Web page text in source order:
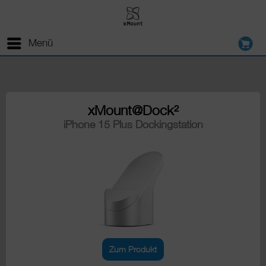
Menü
xMount@Dock²
iPhone 15 Plus Dockingstation
Zum Produkt